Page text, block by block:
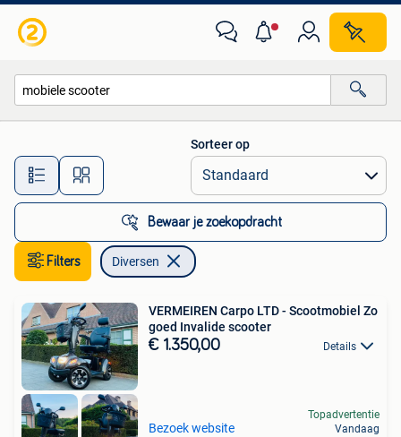
Alle afstanden…
Sorteer op
Bewaar je zoekopdracht
Filters Diversen
VERMEIREN Carpo LTD - Scootmobiel Zo
goed Invalide scooter
€ 1.350,00 Details
Bezoek website
Topadvertentie
Vandaag